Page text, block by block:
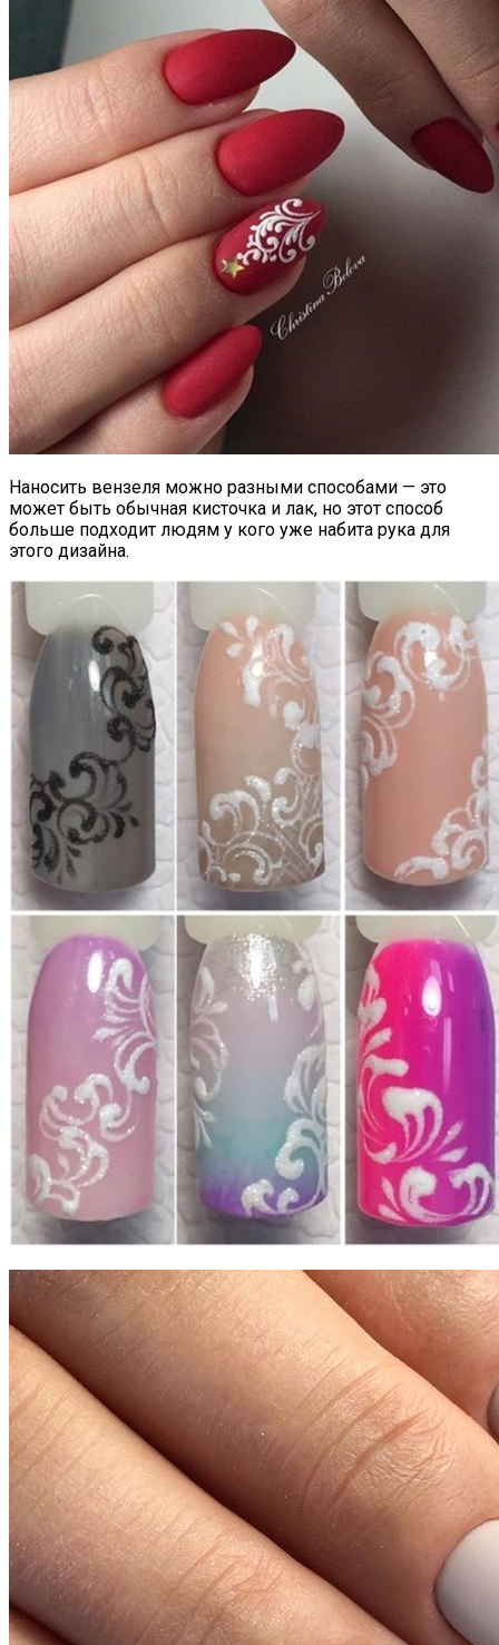
Наносить вензеля можно разными способами — это
может быть обычная кисточка и лак, но этот способ
больше подходит людям у кого уже набита рука для
этого дизайна.